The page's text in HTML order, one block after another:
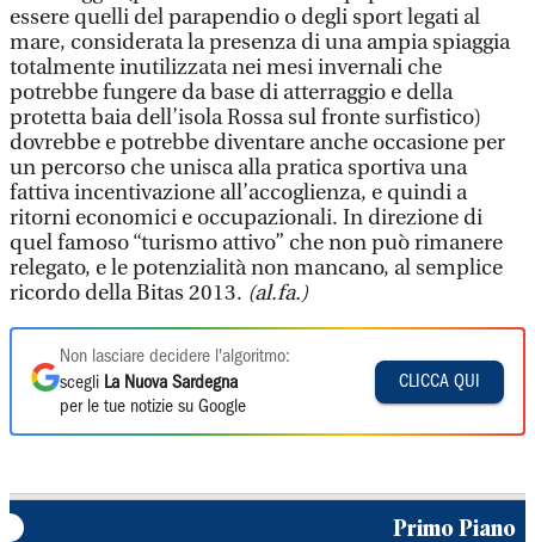
essere quelli del parapendio o degli sport legati al
mare, considerata la presenza di una ampia spiaggia
totalmente inutilizzata nei mesi invernali che
potrebbe fungere da base di atterraggio e della
protetta baia dell’isola Rossa sul fronte surfistico)
dovrebbe e potrebbe diventare anche occasione per
un percorso che unisca alla pratica sportiva una
fattiva incentivazione all’accoglienza, e quindi a
ritorni economici e occupazionali. In direzione di
quel famoso “turismo attivo” che non può rimanere
relegato, e le potenzialità non mancano, al semplice
ricordo della Bitas 2013. (al.fa.)
Non lasciare decidere l'algoritmo:
scegli La Nuova Sardegna
per le tue notizie su Google
CLICCA QUI
Primo Piano